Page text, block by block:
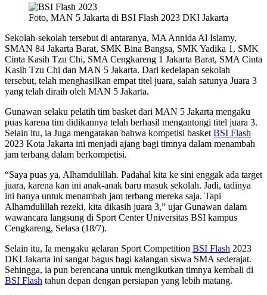
Foto, MAN 5 Jakarta di BSI Flash 2023 DKI Jakarta
Sekolah-sekolah tersebut di antaranya, MA Annida Al Islamy,
SMAN 84 Jakarta Barat, SMK Bina Bangsa, SMK Yadika 1, SMK
Cinta Kasih Tzu Chi, SMA Cengkareng 1 Jakarta Barat, SMA Cinta
Kasih Tzu Chi dan MAN 5 Jakarta. Dari kedelapan sekolah
tersebut, telah menghasilkan empat titel juara, salah satunya Juara 3
yang telah diraih oleh MAN 5 Jakarta.
Gunawan selaku pelatih tim basket dari MAN 5 Jakarta mengaku
puas karena tim didikannya telah berhasil mengantongi titel juara 3.
Selain itu, ia Juga mengatakan bahwa kompetisi basket BSI Flash
2023 Kota Jakarta ini menjadi ajang bagi timnya dalam menambah
jam terbang dalam berkompetisi.
“Saya puas ya, Alhamdulillah. Padahal kita ke sini enggak ada target
juara, karena kan ini anak-anak baru masuk sekolah. Jadi, tadinya
ini hanya untuk menambah jam terbang mereka saja. Tapi
Alhamdulillah rezeki, kita dikasih juara 3,” ujar Gunawan dalam
wawancara langsung di Sport Center Universitas BSI kampus
Cengkareng, Selasa (18/7).
Selain itu, Ia mengaku gelaran Sport Competition BSI Flash 2023
DKI Jakarta ini sangat bagus bagi kalangan siswa SMA sederajat.
Sehingga, ia pun berencana untuk mengikutkan timnya kembali di
BSI Flash tahun depan dengan persiapan yang lebih matang.